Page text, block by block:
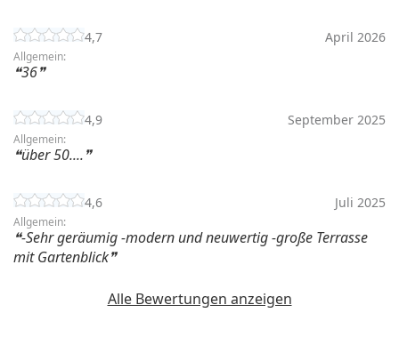
4,7 April 2026
Allgemein:
36
4,9 September 2025
Allgemein:
über 50....
4,6 Juli 2025
Allgemein:
-Sehr geräumig -modern und neuwertig -große Terrasse
mit Gartenblick
Alle Bewertungen anzeigen